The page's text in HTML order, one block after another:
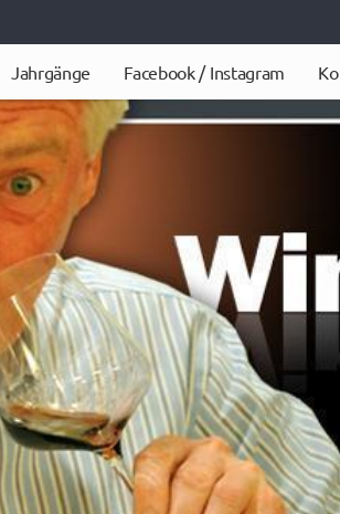
Jahrgänge Facebook / Instagram